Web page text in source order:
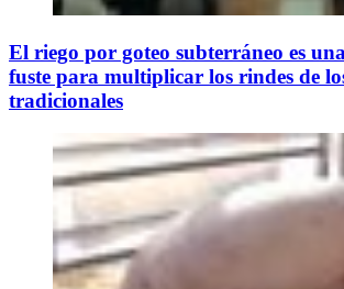
El riego por goteo subterráneo es
fuste para multiplicar los rindes de
tradicionales